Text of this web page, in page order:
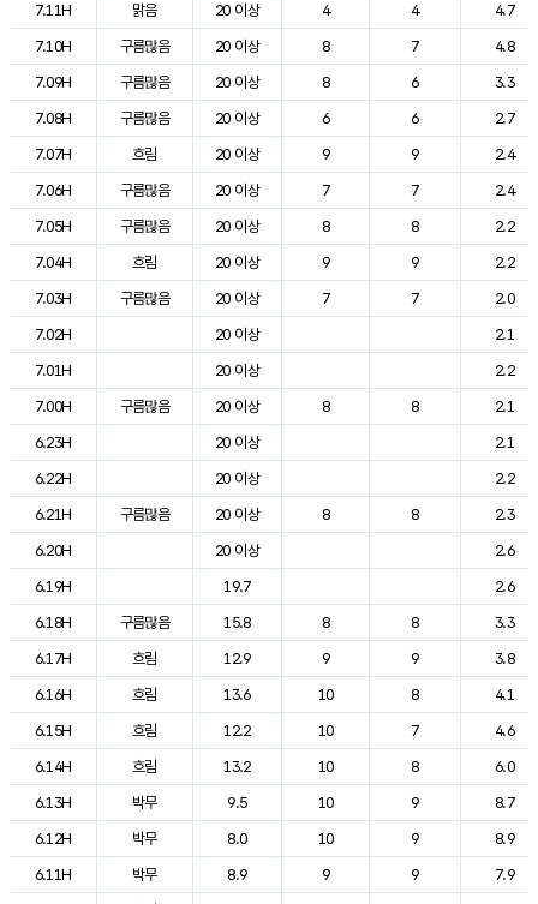
7.11H
맑음 20 이상 4 4
4.7
7.10H
구름많음 20 이상 8 7
4.8
7.09H
구름많음 20 이상 8 6
3.3
7.08H
구름많음 20 이상 6 6
2.7
7.07H
흐림 20 이상 9 9
2.4
7.06H
구름많음 20 이상 7 7
2.4
7.05H
구름많음 20 이상 8 8
2.2
7.04H
흐림 20 이상 9 9
2.2
7.03H
구름많음 20 이상 7 7
2.0
7.02H
20 이상
2.1
7.01H
20 이상
2.2
7.00H
구름많음 20 이상 8 8
2.1
6.23H
20 이상
2.1
6.22H
20 이상
2.2
6.21H
구름많음 20 이상 8 8
2.3
6.20H
20 이상
2.6
6.19H
19.7
2.6
6.18H
구름많음 15.8 8 8
3.3
6.17H
흐림 12.9 9 9
3.8
6.16H
흐림 13.6 10 8
4.1
6.15H
흐림 12.2 10 7
4.6
6.14H
흐림 13.2 10 8
6.0
6.13H
박무 9.5 10 9
8.7
6.12H
박무 8.0 10 9
8.9
6.11H
박무 8.9 9 9
7.9